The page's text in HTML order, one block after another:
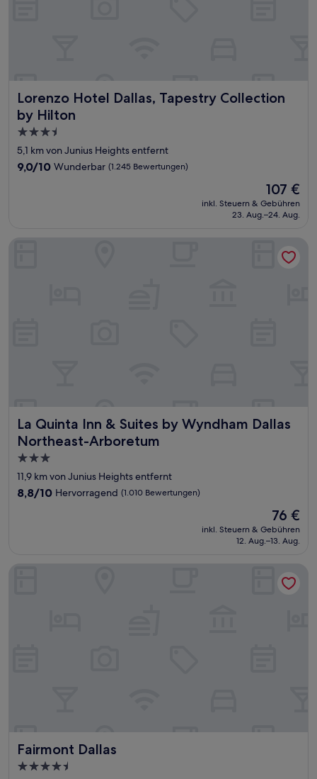
Lorenzo Hotel Dallas, Tapestry Collection
by Hilton
Lorenzo Hotel Dallas, Tapestry Collection by Hilton
3.5-
Sterne-
Unterkunft
5,1 km von Junius Heights entfernt
9.0
9,0/10 Wunderbar (1.245 Bewertungen)
Der
Preis
beträgt
107 €
inkl. Steuern & Gebühren
23. Aug.–24. Aug.
La Quinta Inn & Suites by Wyndham Dallas
Northeast-Arboretum
La Quinta Inn & Suites by Wyndham Dallas Northeast-
3.0-
Sterne-
Unterkunft
11,9 km von Junius Heights entfernt
8.8
8,8/10 Hervorragend (1.010 Bewertungen)
Der
Preis
beträgt
76 €
inkl. Steuern & Gebühren
12. Aug.–13. Aug.
Fairmont Dallas
Fairmont Dallas
4.5-
Fairmont Dallas